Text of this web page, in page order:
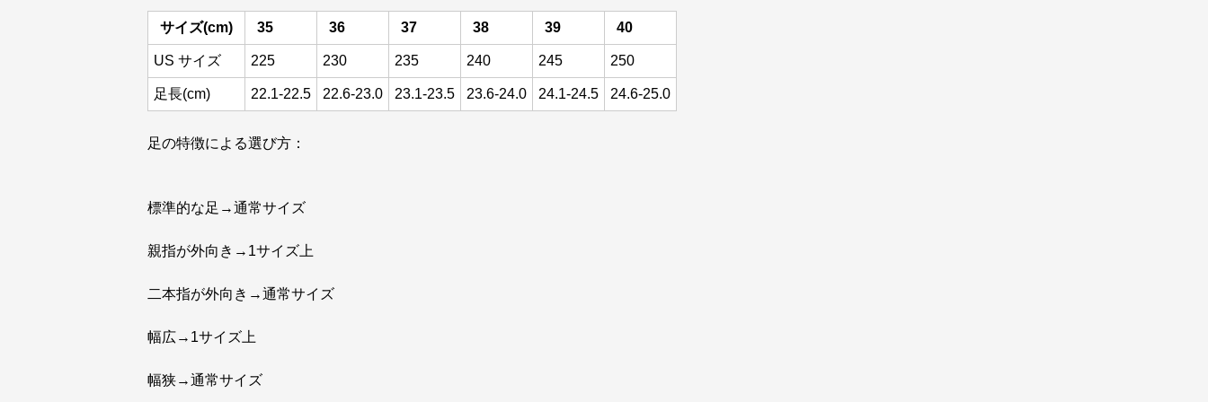
サイズ(cm) 35 36 37 38 39 40
US サイズ 225 230 235 240 245 250
足長(cm) 22.1-22.5 22.6-23.0 23.1-23.5 23.6-24.0 24.1-24.5 24.6-25.0
足の特徴による選び方：
標準的な足→通常サイズ
親指が外向き→1サイズ上
二本指が外向き→通常サイズ
幅広→1サイズ上
幅狭→通常サイズ